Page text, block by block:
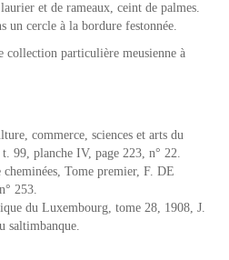
et de rameaux, ceint de palmes.
un cercle à la bordure festonnée.
collection particulière meusienne à
commerce, sciences et arts du
99, planche IV, page 223, n° 22.
Tome premier, F. DE
253.
du Luxembourg, tome 28, 1908, J.
saltimbanque.